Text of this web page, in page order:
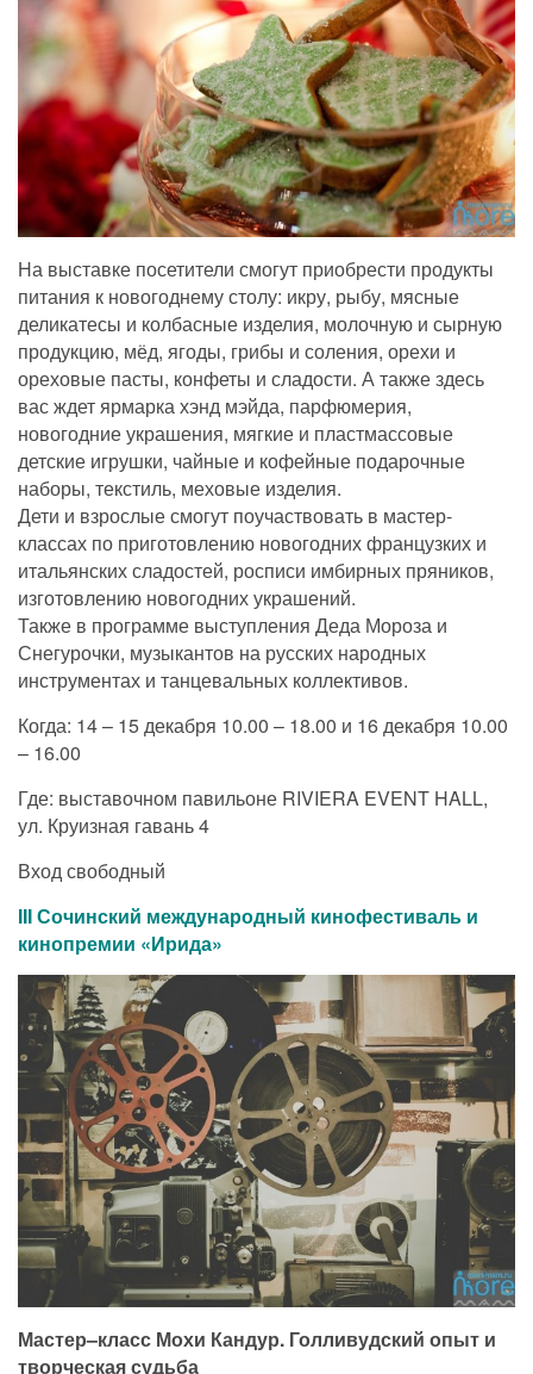
На выставке посетители смогут приобрести продукты
питания к новогоднему столу: икру, рыбу, мясные
деликатесы и колбасные изделия, молочную и сырную
продукцию, мёд, ягоды, грибы и соления, орехи и
ореховые пасты, конфеты и сладости. А также здесь
вас ждет ярмарка хэнд мэйда, парфюмерия,
новогодние украшения, мягкие и пластмассовые
детские игрушки, чайные и кофейные подарочные
наборы, текстиль, меховые изделия.
Дети и взрослые смогут поучаствовать в мастер-
классах по приготовлению новогодних французких и
итальянских сладостей, росписи имбирных пряников,
изготовлению новогодних украшений.
Также в программе выступления Деда Мороза и
Снегурочки, музыкантов на русских народных
инструментах и танцевальных коллективов.
Когда: 14 – 15 декабря 10.00 – 18.00 и 16 декабря 10.00
– 16.00
Где: выставочном павильоне RIVIERA EVENT HALL,
ул. Круизная гавань 4
Вход свободный
III Сочинский международный кинофестиваль и
кинопремии «Ирида»
Мастер–класс Мохи Кандур. Голливудский опыт и
творческая судьба